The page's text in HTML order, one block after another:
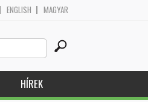
ENGLISH MAGYAR
Search
this
site
HÍREK